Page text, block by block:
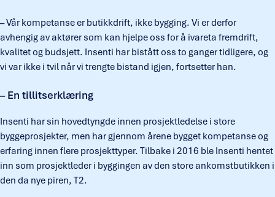
– Vår kompetanse er butikkdrift, ikke bygging. Vi er derfor
avhengig av aktører som kan hjelpe oss for å ivareta fremdrift,
kvalitet og budsjett. Insenti har bistått oss to ganger tidligere, og
vi var ikke i tvil når vi trengte bistand igjen, fortsetter han.
– En tillitserklæring
Insenti har sin hovedtyngde innen prosjektledelse i store
byggeprosjekter, men har gjennom årene bygget kompetanse og
erfaring innen flere prosjekttyper. Tilbake i 2016 ble Insenti hentet
inn som prosjektleder i byggingen av den store ankomstbutikken i
den da nye piren, T2.